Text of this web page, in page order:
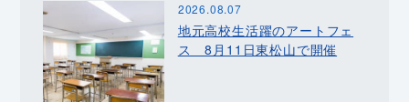
2026.08.07
地元高校生活躍のアートフェ
ス 8月11日東松山で開催